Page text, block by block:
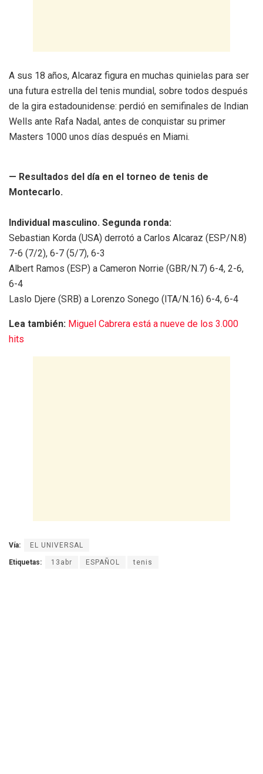
A sus 18 años, Alcaraz figura en muchas quinielas para ser
una futura estrella del tenis mundial, sobre todos después
de la gira estadounidense: perdió en semifinales de Indian
Wells ante Rafa Nadal, antes de conquistar su primer
Masters 1000 unos días después en Miami.
— Resultados del día en el torneo de tenis de
Montecarlo.
Individual masculino. Segunda ronda:
Sebastian Korda (USA) derrotó a Carlos Alcaraz (ESP/N.8)
7-6 (7/2), 6-7 (5/7), 6-3
Albert Ramos (ESP) a Cameron Norrie (GBR/N.7) 6-4, 2-6,
6-4
Laslo Djere (SRB) a Lorenzo Sonego (ITA/N.16) 6-4, 6-4
Lea también: Miguel Cabrera está a nueve de los 3.000
hits
Vía: EL UNIVERSAL
Etiquetas: 13abr ESPAÑOL tenis